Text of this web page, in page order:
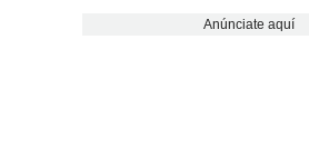
Anúnciate aquí